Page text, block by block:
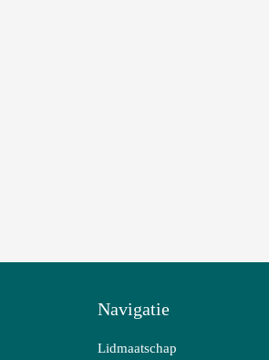
Navigatie
Lidmaatschap